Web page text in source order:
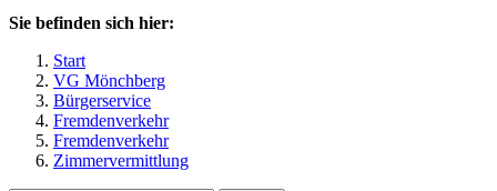
Sie befinden sich hier:
Start
VG Mönchberg
Bürgerservice
Fremdenverkehr
Fremdenverkehr
Zimmervermittlung